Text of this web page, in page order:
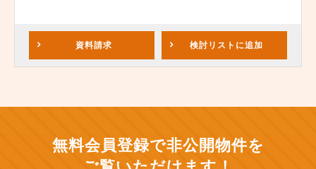
資料請求 検討リスト に追加
無料会員登録で非公開物件を